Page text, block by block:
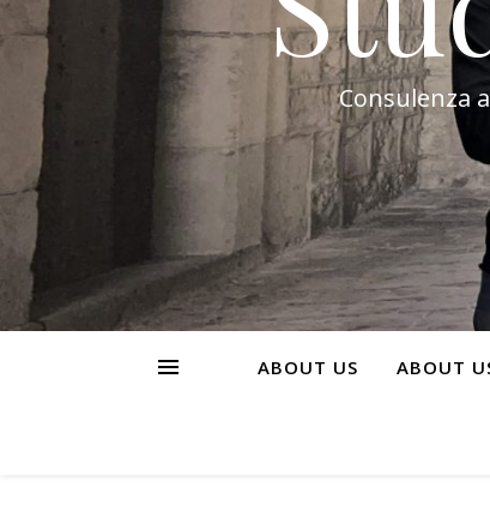
Consulenza
ABOUT US ABOUT